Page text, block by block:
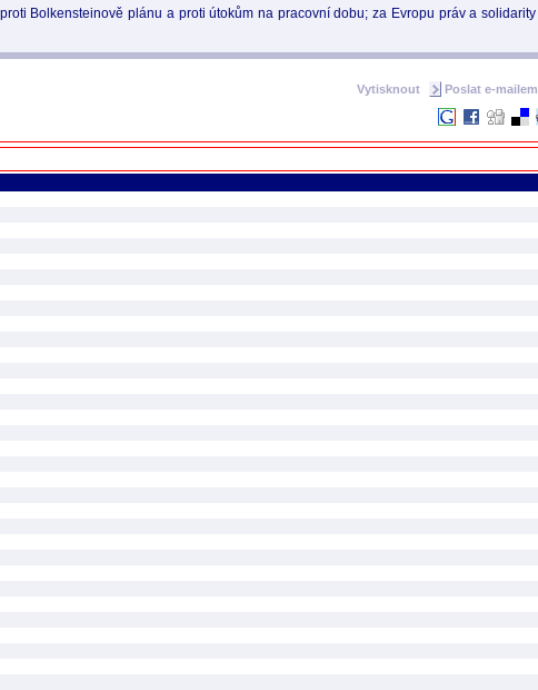
Bolkensteinově plánu a proti útokům na pracovní dobu; za Evropu práv a solidarity
Vytisknout Poslat e-mailem